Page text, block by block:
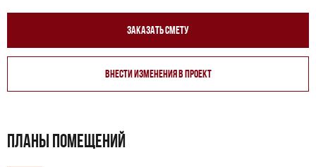
Заказать смету
Внести изменения в проект
ПЛАНЫ ПОМЕЩЕНИЙ